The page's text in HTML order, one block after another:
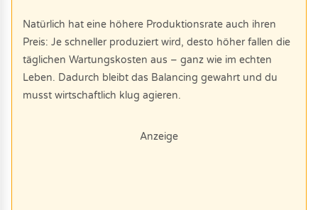
Natürlich hat eine höhere Produktionsrate auch ihren
Preis: Je schneller produziert wird, desto höher fallen die
täglichen Wartungskosten aus – ganz wie im echten
Leben. Dadurch bleibt das Balancing gewahrt und du
musst wirtschaftlich klug agieren.
Anzeige